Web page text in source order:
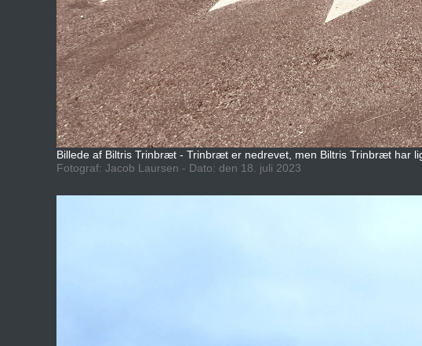
Billede af Biltris Trinbræt - Trinbræt er nedrevet, men Biltris Trinbræt har
Fotograf: Jacob Laursen - Dato: den 18. juli 2023